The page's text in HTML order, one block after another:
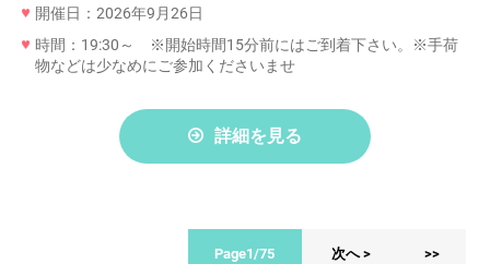
開催日：2026年9月26日
時間：19:30～ ※開始時間15分前にはご到着下さい。※手荷
物などは少なめにご参加くださいませ
詳細を見る
Page1/75 次へ > >>